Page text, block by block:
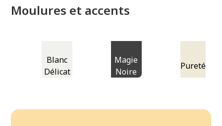
Moulures et accents
Blanc
Délicat
Magie
Noire
Pureté